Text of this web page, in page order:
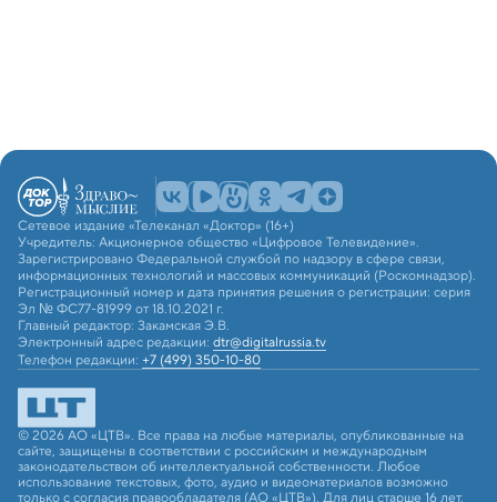
Сетевое издание «Телеканал «Доктор» (16+)
Учредитель: Акционерное общество «Цифровое Телевидение».
Зарегистрировано Федеральной службой по надзору в сфере связи,
информационных технологий и массовых коммуникаций (Роскомнадзор).
Регистрационный номер и дата принятия решения о регистрации: серия
Эл № ФС77-81999 от 18.10.2021 г.
Главный редактор: Закамская Э.В.
Электронный адрес редакции: dtr@digitalrussia.tv
Телефон редакции: +7 (499) 350-10-80
© 2026 АО «ЦТВ». Все права на любые материалы, опубликованные на
сайте, защищены в соответствии с российским и международным
законодательством об интеллектуальной собственности. Любое
использование текстовых, фото, аудио и видеоматериалов возможно
только с согласия правообладателя (АО «ЦТВ»). Для лиц старше 16 лет.